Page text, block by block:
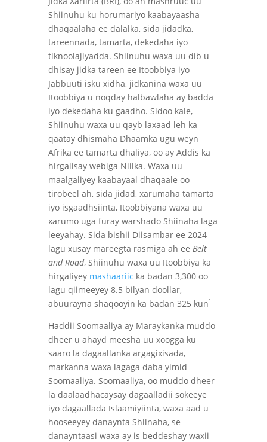
Shiinuhu ku horumariyo kaabayaasha
dhaqaalaha ee dalalka, sida jidadka,
tareennada, tamarta, dekedaha iyo
tiknoolajiyadda. Shiinuhu waxa uu dib u
dhisay jidka tareen ee Itoobbiya iyo
Jabbuuti isku xidha, jidkanina waxa uu
Itoobbiya u noqday halbawlaha ay badda
iyo dekedaha ku gaadho. Sidoo kale,
Shiinuhu waxa uu qayb laxaad leh ka
qaatay dhismaha Dhaamka ugu weyn
Afrika ee tamarta dhaliya, oo ay Addis ka
hirgalisay webiga Niilka. Waxa uu
maalgaliyey kaabayaal dhaqaale oo
tirobeel ah, sida jidad, xarumaha tamarta
iyo isgaadhsiinta, Itoobbiyana waxa uu
xarumo uga furay warshado Shiinaha laga
leeyahay. Sida bishii Diisambar ee 2024
lagu xusay mareegta rasmiga ah ee Belt
and Road, Shiinuhu waxa uu Itoobbiya ka
hirgaliyey mashaariic ka badan 3,300 oo
lagu qiimeeyey 8.5 bilyan doollar,
abuurayna shaqooyin ka badan 325 kun
.
Haddii Soomaaliya ay Maraykanka muddo
dheer u ahayd meesha uu xoogga ku
saaro la dagaallanka argagixisada,
markanna waxa lagaga daba yimid
Soomaaliya. Soomaaliya, oo muddo dheer
la daalaadhacaysay dagaalladii sokeeye
iyo dagaallada Islaamiyiinta, waxa aad u
hooseeyey danaynta Shiinaha, se
danayntaasi waxa ay is beddeshay waxii